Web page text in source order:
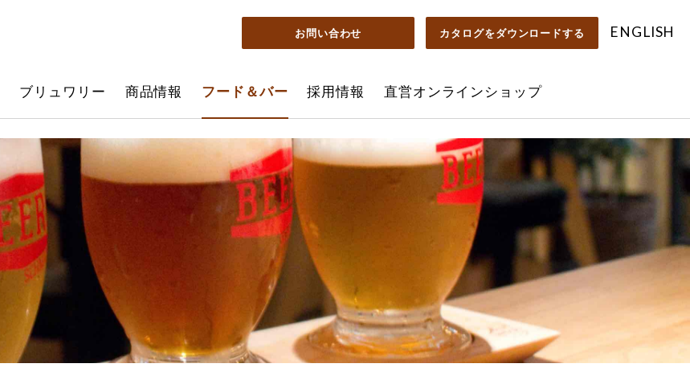
お問い合わせ カタログをダウンロードする ENGLISH
ブリュワリー 商品情報 フード＆バー 採用情報 直営オンラインショップ